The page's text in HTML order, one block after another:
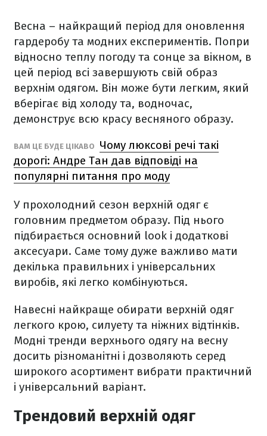
Весна – найкращий період для оновлення
гардеробу та модних експериментів. Попри
відносно теплу погоду та сонце за вікном, в
цей період всі завершують свій образ
верхнім одягом. Він може бути легким, який
вберігає від холоду та, водночас,
демонструє всю красу весняного образу.
ВАМ ЦЕ БУДЕ ЦІКАВО
Чому люксові речі такі
дорогі: Андре Тан дав відповіді на
популярні питання про моду
У прохолодний сезон верхній одяг є
головним предметом образу. Під нього
підбирається основний look і додаткові
аксесуари. Саме тому дуже важливо мати
декілька правильних і універсальних
виробів, які легко комбінуються.
Навесні найкраще обирати верхній одяг
легкого крою, силуету та ніжних відтінків.
Модні тренди верхнього одягу на весну
досить різноманітні і дозволяють серед
широкого асортимент вибрати практичний
і універсальний варіант.
Трендовий верхній одяг